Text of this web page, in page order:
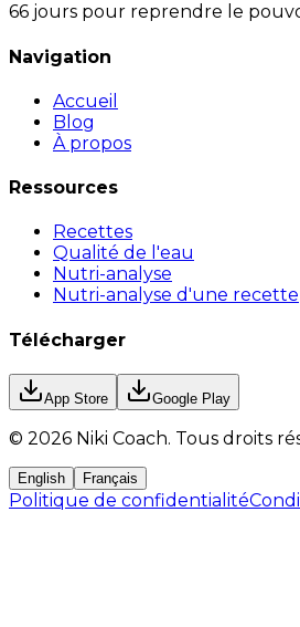
66 jours pour reprendre le
Navigation
Accueil
Blog
À propos
Ressources
Recettes
Qualité de l'eau
Nutri-analyse
Nutri-analyse d'une recette
Télécharger
App Store Google Play
© 2026 Niki Coach. Tous droits
English Français
Politique de confidentialité